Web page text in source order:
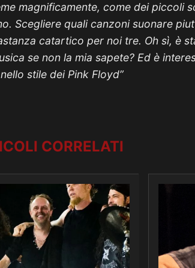
magnificamente, come dei piccoli
Scegliere quali canzoni suonare
catartico per noi tre. Oh sì, è
se non la mia sapete? Ed è
stile dei Pink Floyd”
CORRELATI